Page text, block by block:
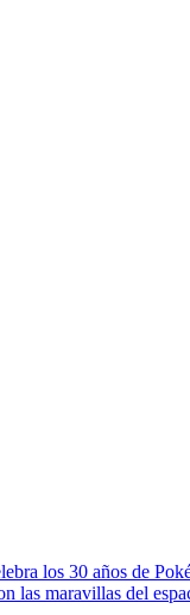
los 30 años de
las maravillas del